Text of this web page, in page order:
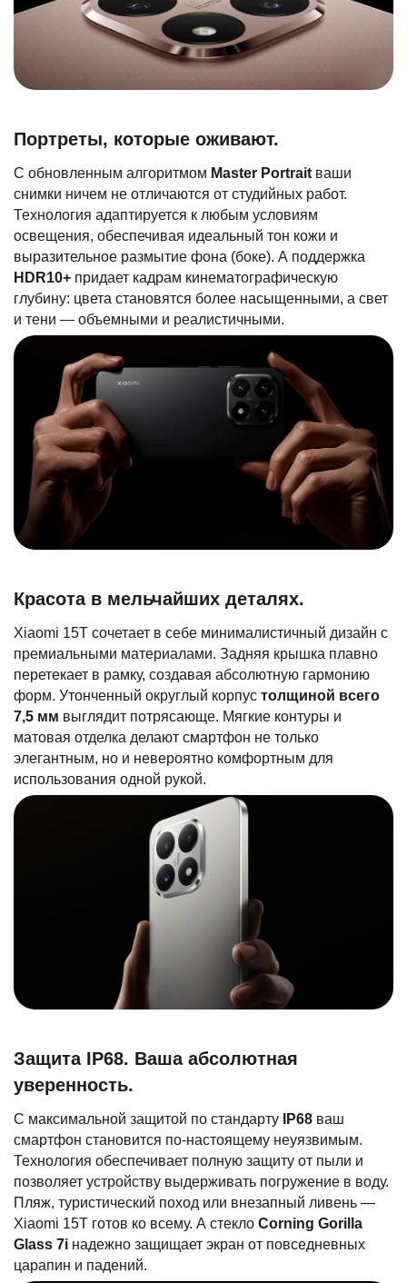
Портреты, которые оживают.
С обновленным алгоритмом Master Portrait ваши
снимки ничем не отличаются от студийных работ.
Технология адаптируется к любым условиям
освещения, обеспечивая идеальный тон кожи и
выразительное размытие фона (боке). А поддержка
HDR10+ придает кадрам кинематографическую
глубину: цвета становятся более насыщенными, а свет
и тени — объемными и реалистичными.
Красота в мельчайших деталях.
Xiaomi 15T сочетает в себе минималистичный дизайн с
премиальными материалами. Задняя крышка плавно
перетекает в рамку, создавая абсолютную гармонию
форм. Утонченный округлый корпус толщиной всего
7,5 мм выглядит потрясающе. Мягкие контуры и
матовая отделка делают смартфон не только
элегантным, но и невероятно комфортным для
использования одной рукой.
Защита IP68. Ваша абсолютная
уверенность.
С максимальной защитой по стандарту IP68 ваш
смартфон становится по-настоящему неуязвимым.
Технология обеспечивает полную защиту от пыли и
позволяет устройству выдерживать погружение в воду.
Пляж, туристический поход или внезапный ливень —
Xiaomi 15T готов ко всему. А стекло Corning Gorilla
Glass 7i надежно защищает экран от повседневных
царапин и падений.